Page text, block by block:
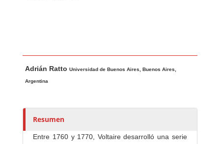
u
t
r
s
Adrián RattoUniversidad de Buenos Aires, Buenos Aires,
Argentina
Resumen
Entre 1760 y 1770, Voltaire desarrolló una serie